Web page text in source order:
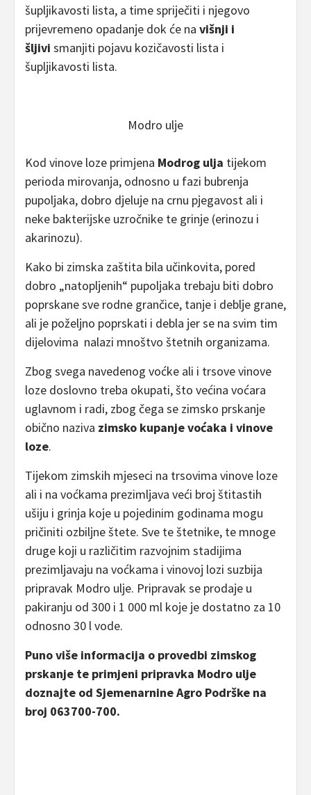
šupljikavosti lista, a time spriječiti i njegovo
prijevremeno opadanje dok će na višnji i
šljivi smanjiti pojavu kozičavosti lista i
šupljikavosti lista.
Modro ulje
Kod vinove loze primjena Modrog ulja tijekom
perioda mirovanja, odnosno u fazi bubrenja
pupoljaka, dobro djeluje na crnu pjegavost ali i
neke bakterijske uzročnike te grinje (erinozu i
akarinozu).
Kako bi zimska zaštita bila učinkovita, pored
dobro „natopljenih“ pupoljaka trebaju biti dobro
poprskane sve rodne grančice, tanje i deblje grane,
ali je poželjno poprskati i debla jer se na svim tim
dijelovima nalazi mnoštvo štetnih organizama.
Zbog svega navedenog voćke ali i trsove vinove
loze doslovno treba okupati, što većina voćara
uglavnom i radi, zbog čega se zimsko prskanje
obično naziva zimsko kupanje voćaka i vinove
loze.
Tijekom zimskih mjeseci na trsovima vinove loze
ali i na voćkama prezimljava veći broj štitastih
ušiju i grinja koje u pojedinim godinama mogu
pričiniti ozbiljne štete. Sve te štetnike, te mnoge
druge koji u različitim razvojnim stadijima
prezimljavaju na voćkama i vinovoj lozi suzbija
pripravak Modro ulje. Pripravak se prodaje u
pakiranju od 300 i 1 000 ml koje je dostatno za 10
odnosno 30 l vode.
Puno više informacija o provedbi zimskog
prskanje te primjeni pripravka Modro ulje
doznajte od Sjemenarnine Agro Podrške na
broj 063700-700.